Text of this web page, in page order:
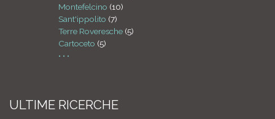
Montefelcino (10)
Sant'ippolito (7)
Terre Roveresche (5)
Cartoceto (5)
• • •
ULTIME RICERCHE